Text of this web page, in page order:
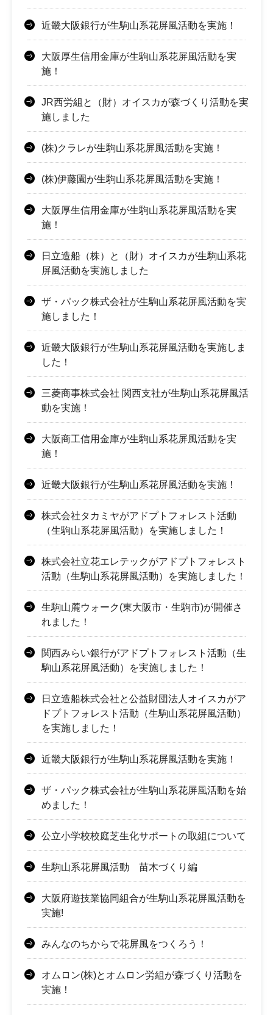
近畿大阪銀行が生駒山系花屏風活動を実施！
大阪厚生信用金庫が生駒山系花屏風活動を実
施！
JR西労組と（財）オイスカが森づくり活動を実
施しました
(株)クラレが生駒山系花屏風活動を実施！
(株)伊藤園が生駒山系花屏風活動を実施！
大阪厚生信用金庫が生駒山系花屏風活動を実
施！
日立造船（株）と（財）オイスカが生駒山系花
屏風活動を実施しました
ザ・パック株式会社が生駒山系花屏風活動を実
施しました！
近畿大阪銀行が生駒山系花屏風活動を実施しま
した！
三菱商事株式会社 関西支社が生駒山系花屏風活
動を実施！
大阪商工信用金庫が生駒山系花屏風活動を実
施！
近畿大阪銀行が生駒山系花屏風活動を実施！
株式会社タカミヤがアドプトフォレスト活動
（生駒山系花屏風活動）を実施しました！
株式会社立花エレテックがアドプトフォレスト
活動（生駒山系花屏風活動）を実施しました！
生駒山麓ウォーク(東大阪市・生駒市)が開催さ
れました！
関西みらい銀行がアドプトフォレスト活動（生
駒山系花屏風活動）を実施しました！
日立造船株式会社と公益財団法人オイスカがア
ドプトフォレスト活動（生駒山系花屏風活動）
を実施しました！
近畿大阪銀行が生駒山系花屏風活動を実施！
ザ・パック株式会社が生駒山系花屏風活動を始
めました！
公立小学校校庭芝生化サポートの取組について
生駒山系花屏風活動 苗木づくり編
大阪府遊技業協同組合が生駒山系花屏風活動を
実施!
みんなのちからで花屏風をつくろう！
オムロン(株)とオムロン労組が森づくり活動を
実施！